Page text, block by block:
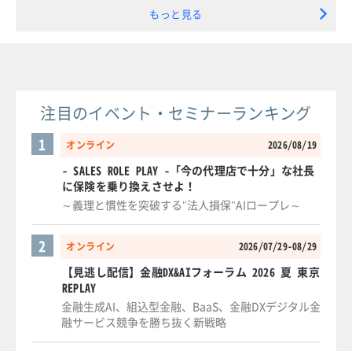
もっと見る
注目のイベント・セミナーランキング
オンライン 2026/08/19
1
- SALES ROLE PLAY -「今の代理店で十分」な社長
に保険を乗り換えさせよ！
～義理と慣性を突破する"法人損保"AIロープレ～
オンライン 2026/07/29-08/29
2
【見逃し配信】金融DX&AIフォーラム 2026 夏 東京
REPLAY
金融生成AI、組込型金融、BaaS、金融DXデジタル金
融サービス競争を勝ち抜く新戦略